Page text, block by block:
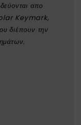
απο
Keymark,
διέπουν την